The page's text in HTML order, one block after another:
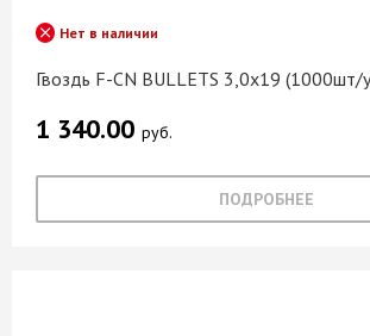
Гвоздь F-CN BULLETS 3,0х19 (1000шт/
Нет в наличии
1 340.00 руб.
ПОДРОБНЕЕ